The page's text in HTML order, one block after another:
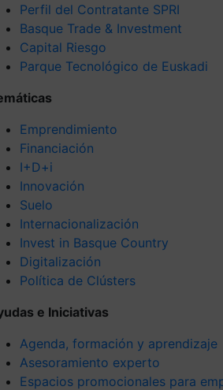
Perfil del Contratante SPRI
Basque Trade & Investment
Capital Riesgo
Parque Tecnológico de Euskadi
Emprendimiento
Financiación
I+D+i
Innovación
Suelo
Internacionalización
Invest in Basque Country
Digitalización
Política de Clústers
e Iniciativas
Agenda, formación y aprendizaje
Asesoramiento experto
Espacios promocionales para